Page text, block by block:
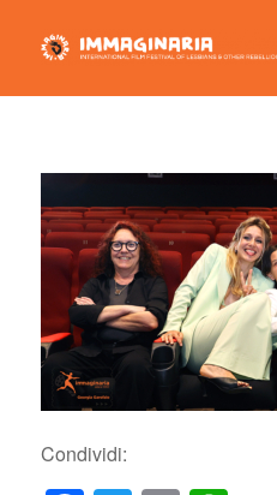
Condividi: